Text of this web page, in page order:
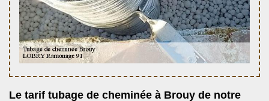
Le tarif tubage de cheminée à Brouy de notre